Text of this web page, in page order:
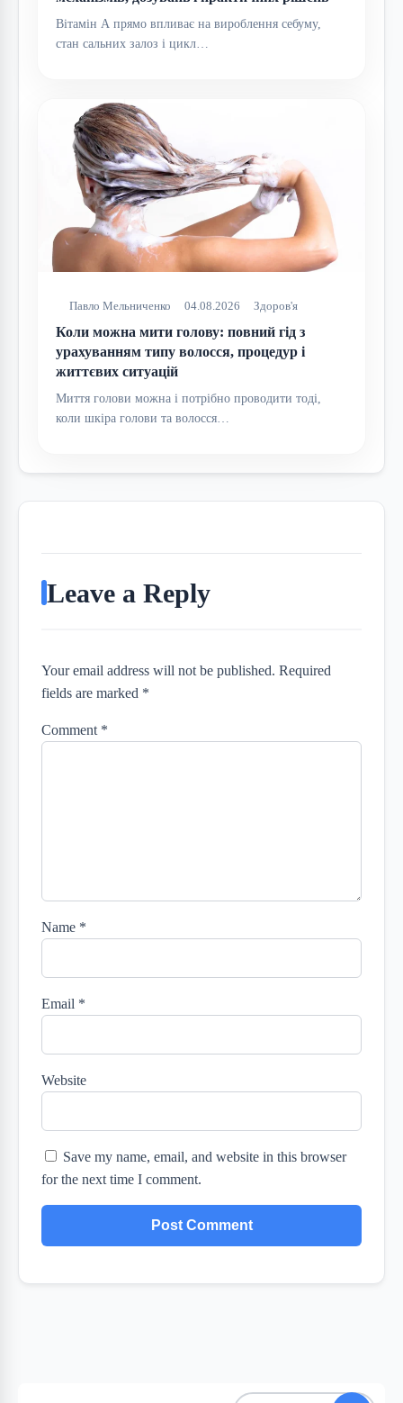
Вітамін А прямо впливає на вироблення себуму,
стан сальних залоз і цикл…
Павло Мельниченко 04.08.2026 Здоров'я
Коли можна мити голову: повний гід з
урахуванням типу волосся, процедур і
життєвих ситуацій
Миття голови можна і потрібно проводити тоді,
коли шкіра голови та волосся…
Leave a Reply
Your email address will not be published. Required
fields are marked *
Comment *
Name *
Email *
Website
Save my name, email, and website in this browser
for the next time I comment.